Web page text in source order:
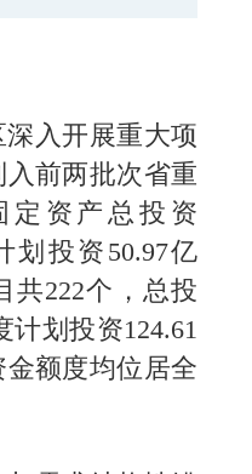
入开展重大项
前两批次省重
定资产总投资
划投资50.97亿
共222个，总投
计划投资124.61
额度均位居全